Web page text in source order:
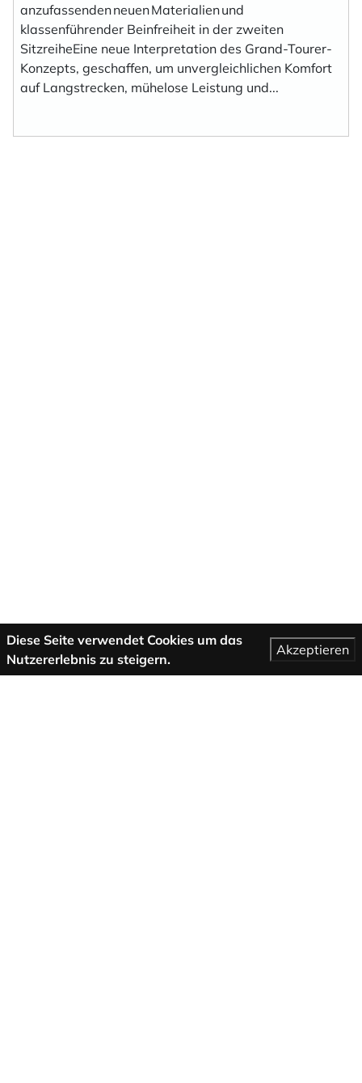
anzufassenden neuen Materialien und
klassenführender Beinfreiheit in der zweiten
SitzreiheEine neue Interpretation des Grand-Tourer-
Konzepts, geschaffen, um unvergleichlichen Komfort
auf Langstrecken, mühelose Leistung und...
Diese Seite verwendet Cookies um das
Nutzererlebnis zu steigern.
Akzeptieren